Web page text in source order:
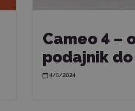
Cameo 4 –
podajnik
4/5/2024